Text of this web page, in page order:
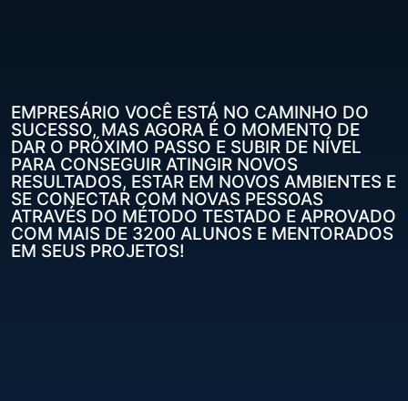
EMPRESÁRIO VOCÊ ESTÁ NO CAMINHO DO
SUCESSO, MAS AGORA É O MOMENTO DE
DAR O PRÓXIMO PASSO E SUBIR DE NÍVEL
PARA CONSEGUIR ATINGIR NOVOS
RESULTADOS, ESTAR EM NOVOS AMBIENTES E
SE CONECTAR COM NOVAS PESSOAS
ATRAVÉS DO MÉTODO TESTADO E APROVADO
COM MAIS DE 3200 ALUNOS E MENTORADOS
EM SEUS PROJETOS!